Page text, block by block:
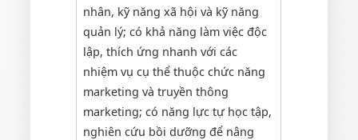
nhân, kỹ năng xã hội và kỹ năng
quản lý; có khả năng làm việc độc
lập, thích ứng nhanh với các
nhiệm vụ cụ thể thuộc chức năng
marketing và truyền thông
marketing; có năng lực tự học tập,
nghiên cứu bồi dưỡng để nâng